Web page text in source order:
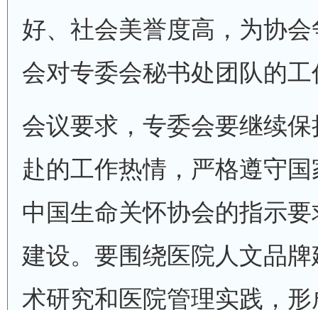
好、社会美誉度高，为协
会对专委会秘书处团队的
会议要求，专委会要继续
赴的工作热情，严格遵守
中国生命关怀协会的指示
建设。要围绕医院人文品
术研究和医院管理实践，